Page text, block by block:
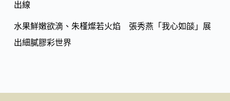
出線
水果鮮嫩欲滴、朱槿燦若火焰 張秀燕「我心如燄」展
出細膩膠彩世界